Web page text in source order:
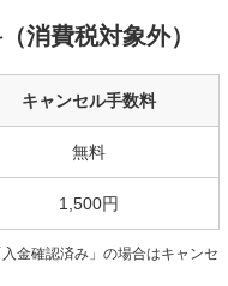
消費税対象外）
キャンセル手数料
無料
1,500円
金確認済み」の場合はキャンセ